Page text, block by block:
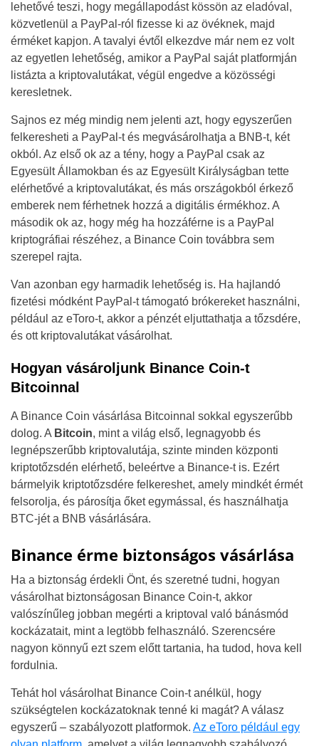
lehetővé teszi, hogy megállapodást kössön az eladóval,
közvetlenül a PayPal-ról fizesse ki az övéknek, majd
érméket kapjon. A tavalyi évtől elkezdve már nem ez volt
az egyetlen lehetőség, amikor a PayPal saját platformján
listázta a kriptovalutákat, végül engedve a közösségi
keresletnek.
Sajnos ez még mindig nem jelenti azt, hogy egyszerűen
felkeresheti a PayPal-t és megvásárolhatja a BNB-t, két
okból. Az első ok az a tény, hogy a PayPal csak az
Egyesült Államokban és az Egyesült Királyságban tette
elérhetővé a kriptovalutákat, és más országokból érkező
emberek nem férhetnek hozzá a digitális érmékhoz. A
második ok az, hogy még ha hozzáférne is a PayPal
kriptográfiai részéhez, a Binance Coin továbbra sem
szerepel rajta.
Van azonban egy harmadik lehetőség is. Ha hajlandó
fizetési módként PayPal-t támogató brókereket használni,
például az eToro-t, akkor a pénzét eljuttathatja a tőzsdére,
és ott kriptovalutákat vásárolhat.
Hogyan vásároljunk Binance Coin-t
Bitcoinnal
A Binance Coin vásárlása Bitcoinnal sokkal egyszerűbb
dolog. A Bitcoin, mint a világ első, legnagyobb és
legnépszerűbb kriptovalutája, szinte minden központi
kriptotőzsdén elérhető, beleértve a Binance-t is. Ezért
bármelyik kriptotőzsdére felkereshet, amely mindkét érmét
felsorolja, és párosítja őket egymással, és használhatja
BTC-jét a BNB vásárlására.
Binance érme biztonságos vásárlása
Ha a biztonság érdekli Önt, és szeretné tudni, hogyan
vásárolhat biztonságosan Binance Coin-t, akkor
valószínűleg jobban megérti a kriptoval való bánásmód
kockázatait, mint a legtöbb felhasználó. Szerencsére
nagyon könnyű ezt szem előtt tartania, ha tudod, hova kell
fordulnia.
Tehát hol vásárolhat Binance Coin-t anélkül, hogy
szükségtelen kockázatoknak tenné ki magát? A válasz
egyszerű – szabályozott platformok. Az eToro például egy